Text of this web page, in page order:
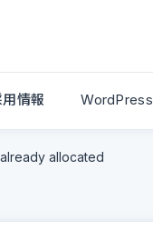
情報 WordPress
allocated